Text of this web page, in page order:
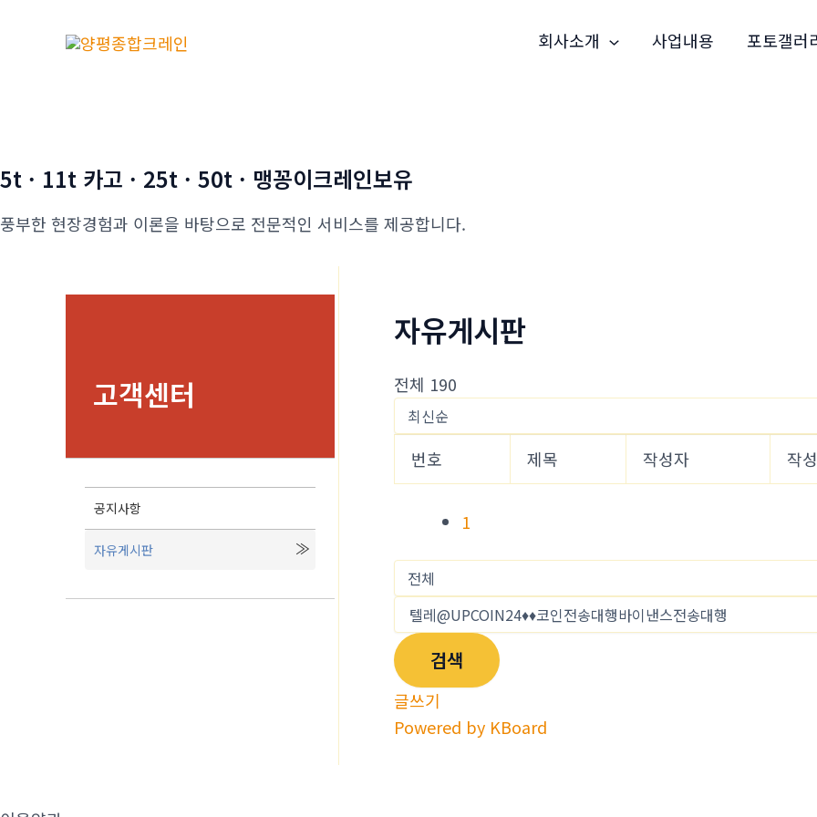
뛰
회사소개 사업내용 포토갤러
5t · 11t 카고 · 25t · 50t · 맹꽁이크레인보유
풍부한 현장경험과 이론을 바탕으로 전문적인 서비스를 제공합니다.
고객센터
공지사항
자유게시판
자유게시판
전체 190
번호 제목 작성자 작
1
검색
글쓰기
Powered by KBoard